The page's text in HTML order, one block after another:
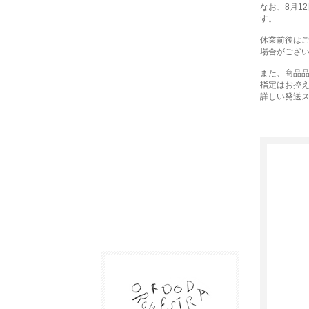
なお、8月
す。
休業前後は
場合がござ
また、商品
指定はお控
詳しい発送